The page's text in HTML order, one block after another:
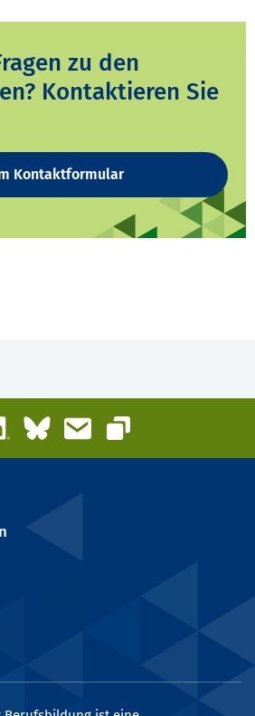
zu den
Kontaktieren Sie
Kontaktformular
LinkedInBlueskyE-Mail
Link kopieren